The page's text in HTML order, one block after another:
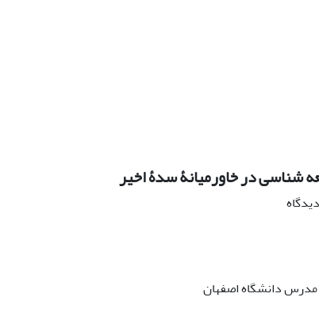
‏شناسی در خاورمیانۀ سدۀ اخیر
دانشگاه اصفهان